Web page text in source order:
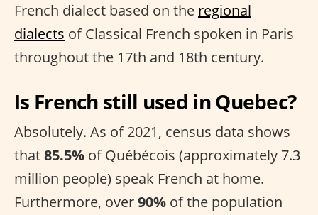
French dialect based on the regional
dialects of Classical French spoken in Paris
throughout the 17th and 18th century.
Is French still used in Quebec?
Absolutely. As of 2021, census data shows
that85.5% of Québécois (approximately 7.3
million people) speak French at home.
Furthermore, over90% of the population